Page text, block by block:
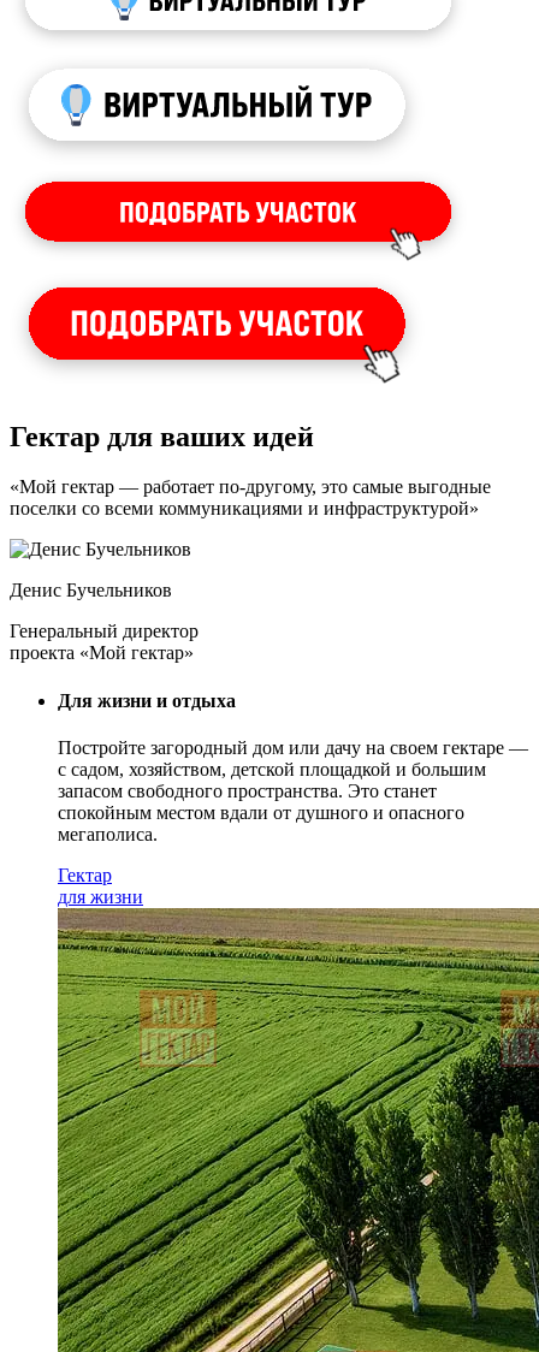
Гектар для ваших идей
«Мой гектар — работает по-другому, это самые выгодные
поселки со всеми коммуникациями и инфраструктурой»
Денис Бучельников
Генеральный директор
проекта «Мой гектар»
Для жизни и отдыха
Постройте загородный дом или дачу на своем гектаре —
с садом, хозяйством, детской площадкой и большим
запасом свободного пространства. Это станет
спокойным местом вдали от душного и опасного
мегаполиса.
Гектар
для жизни